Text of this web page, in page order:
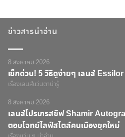
ข่าวสารน่าอ่าน
8 สิงหาคม 2026
เช็กด่วน! 5 วิธีดูง่ายๆ เลนส์
เรื่องเลนส์แว่นตาน่ารู้
8 สิงหาคม 2026
เลนส์โปรเกรสซีฟ Shamir
ตอบโจทย์ไลฟ์สไตล์คนเมืองยุคใหม่